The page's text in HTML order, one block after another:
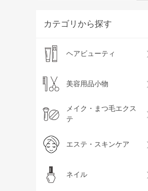
カテゴリから探す
ヘアビューティ
美容用品小物
メイク・まつ毛エクス
テ
エステ・スキンケア
ネイル